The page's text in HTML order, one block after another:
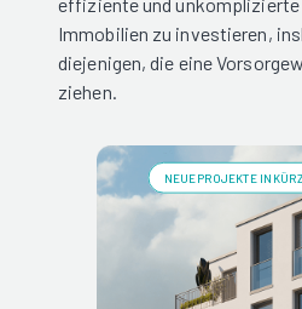
Immobilien zu investieren,
diejenigen, die eine
ziehen.
NEUE PROJEKTE IN